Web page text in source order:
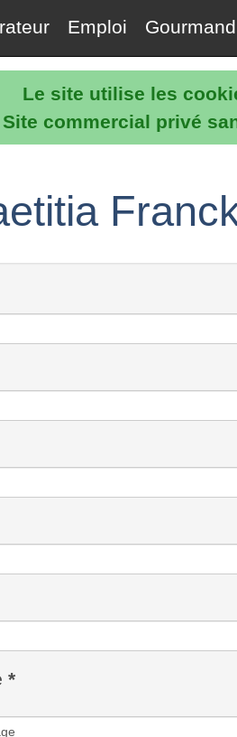
Le site utilise les
Site commercial privé
Emploi Gourmand
*